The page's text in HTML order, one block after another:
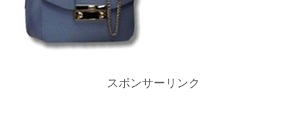
スポンサーリンク